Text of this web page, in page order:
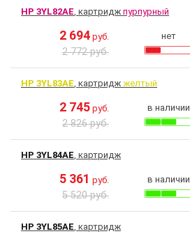
HP 3YL82AE, картридж пурпурный
2 694 руб.
2 772 руб.
нет
HP 3YL83AE, картридж желтый
2 745 руб.
2 826 руб.
в наличии
HP 3YL84AE, картридж
5 361 руб.
5 520 руб.
в наличии
HP 3YL85AE, картридж